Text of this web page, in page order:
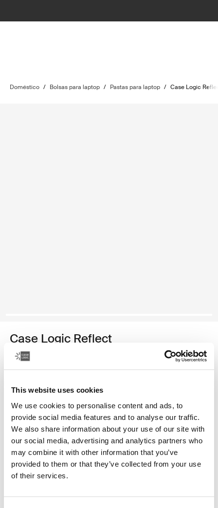
This website uses cookies
We use cookies to personalise content and ads, to
provide social media features and to analyse our traffic.
We also share information about your use of our site with
our social media, advertising and analytics partners who
may combine it with other information that you’ve
provided to them or that they’ve collected from your use
of their services.
Doméstico / Bolsas para laptop / Pastas para laptop / Case Logic
Case Logic Reflect
pasta para MacBook® de 13 polegadas
Cor
Case Logic Reflect 13" MacBook® Sleeve Púrpura concentrada
Case Logic Reflect 13" MacBook® Sleeve Vermelho nuanceado
Case Logic Reflect 13" MacBook® Sleeve Preto
espuma que proporciona proteção de primeira classe